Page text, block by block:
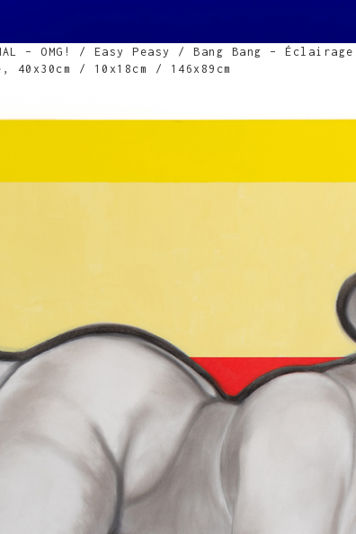
– OMG! / Easy Peasy / Bang Bang –
/ 10x18cm / 146x89cm